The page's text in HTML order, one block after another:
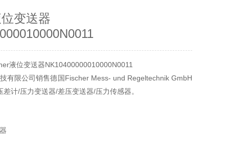
变送器
液位变送器NK10400000010000N0011
技有限公司销售德国Fischer Mess- und Regeltechnik GmbH
差计/压力变送器/差压变送器/压力传感器。
业泵、电机、工业备件品种齐全、价格合理。